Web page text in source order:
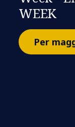
WEEK
Per